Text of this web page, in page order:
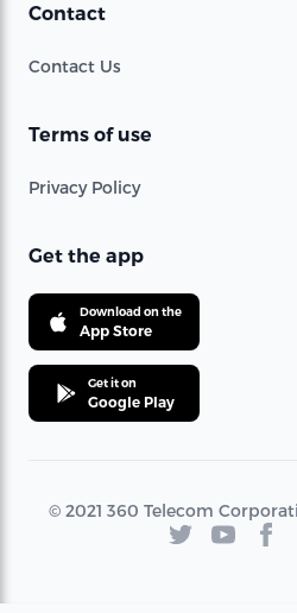
Contact
Contact Us
Terms of use
Privacy Policy
Get the app
Download on the
App Store
Get it on
Google Play
© 2021 360 Telecom